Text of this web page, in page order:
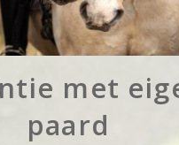
met
paard